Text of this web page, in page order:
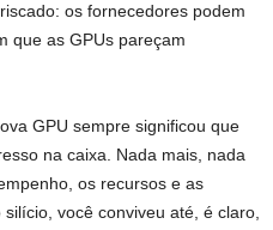
os fornecedores podem
que as GPUs pareçam
GPU sempre significou que
na caixa. Nada mais, nada
os recursos e as
você conviveu até, é claro,